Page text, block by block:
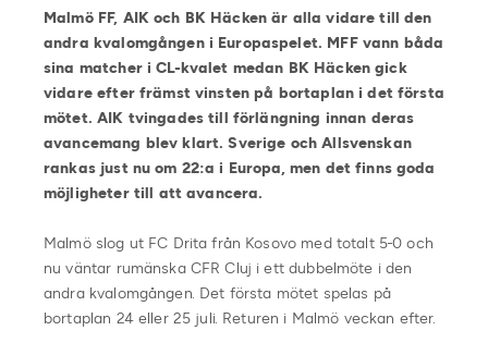
Malmö FF, AIK och BK Häcken är alla vidare till den
andra kvalomgången i Europaspelet. MFF vann båda
sina matcher i CL-kvalet medan BK Häcken gick
vidare efter främst vinsten på bortaplan i det första
mötet. AIK tvingades till förlängning innan deras
avancemang blev klart. Sverige och Allsvenskan
rankas just nu om 22:a i Europa, men det finns goda
möjligheter till att avancera.
Malmö slog ut FC Drita från Kosovo med totalt 5-0 och
nu väntar rumänska CFR Cluj i ett dubbelmöte i den
andra kvalomgången. Det första mötet spelas på
bortaplan 24 eller 25 juli. Returen i Malmö veckan efter.